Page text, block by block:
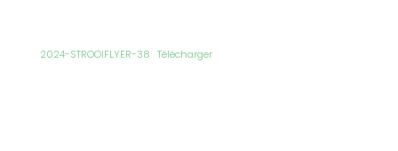
2024-STROOIFLYER-38 Télécharger